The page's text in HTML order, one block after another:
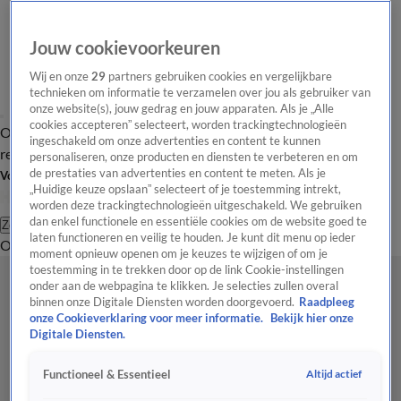
Overzicht Laatste nieuws Regionieuws Het beste van Hart
Tip de
redactie
Volg Hart van Nederland
Zoeken
OverzichtRegioUitzendingenWeerTip de redactiePanelVideo's
Jouw cookievoorkeuren
Wij en onze29 partners gebruiken cookies en vergelijkbare
technieken om informatie te verzamelen over jou als gebruiker van
onze website(s), jouw gedrag en jouw apparaten. Als je „Alle
cookies accepteren” selecteert, worden trackingtechnologieën
ingeschakeld om onze advertenties en content te kunnen
personaliseren, onze producten en diensten te verbeteren en om
de prestaties van advertenties en content te meten. Als je
„Huidige keuze opslaan” selecteert of je toestemming intrekt,
worden deze trackingtechnologieën uitgeschakeld. We gebruiken
dan enkel functionele en essentiële cookies om de website goed te
laten functioneren en veilig te houden. Je kunt dit menu op ieder
moment opnieuw openen om je keuzes te wijzigen of om je
toestemming in te trekken door op de link Cookie-instellingen
onder aan de webpagina te klikken. Je selecties zullen overal
binnen onze Digitale Diensten worden doorgevoerd. Raadpleeg
onze Cookieverklaring voor meer informatie.
Bekijk hier onze
Digitale Diensten.
Functioneel & Essentieel Altijd actief